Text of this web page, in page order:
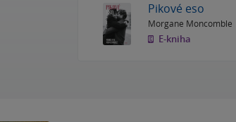
Pikové eso
Morgane Moncomble
E-kniha